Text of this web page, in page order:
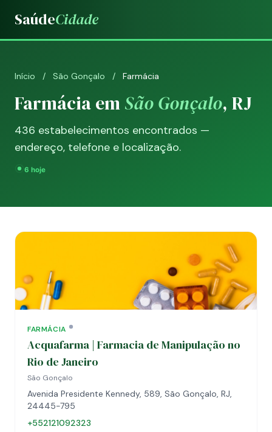
SaúdeCidade
Início / São Gonçalo / Farmácia
Farmácia emSão Gonçalo, RJ
436 estabelecimentos encontrados —
endereço, telefone e localização.
FARMÁCIA
Acquafarma | Farmacia de Manipulação no
Rio de Janeiro
São Gonçalo
Avenida Presidente Kennedy, 589, São Gonçalo, RJ,
24445-795
+552121092323